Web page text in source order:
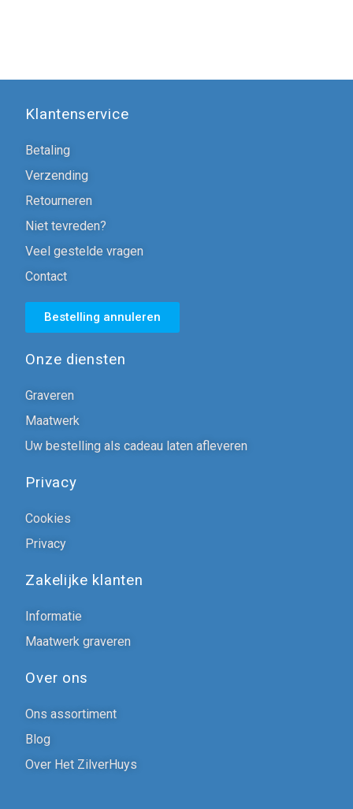
Klantenservice
Betaling
Verzending
Retourneren
Niet tevreden?
Veel gestelde vragen
Contact
Bestelling annuleren
Onze diensten
Graveren
Maatwerk
Uw bestelling als cadeau laten afleveren
Privacy
Cookies
Privacy
Zakelijke klanten
Informatie
Maatwerk graveren
Over ons
Ons assortiment
Blog
Over Het ZilverHuys